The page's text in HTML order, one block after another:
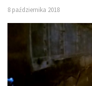
8 października 2018